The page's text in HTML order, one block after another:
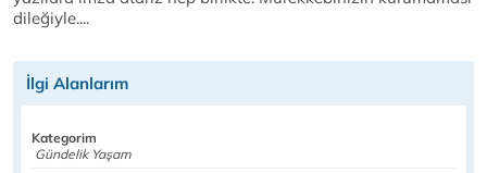
dileğiyle....
İlgi Alanlarım
Kategorim
Gündelik Yaşam